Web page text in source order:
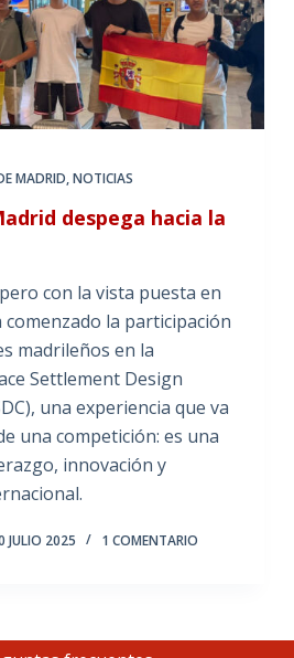
MADRID,NOTICIAS
despega hacia la
con la vista puesta en
comenzado la participación
madrileños en la
Settlement Design
una experiencia que va
una competición: es una
innovación y
JULIO 2025 1 COMENTARIO